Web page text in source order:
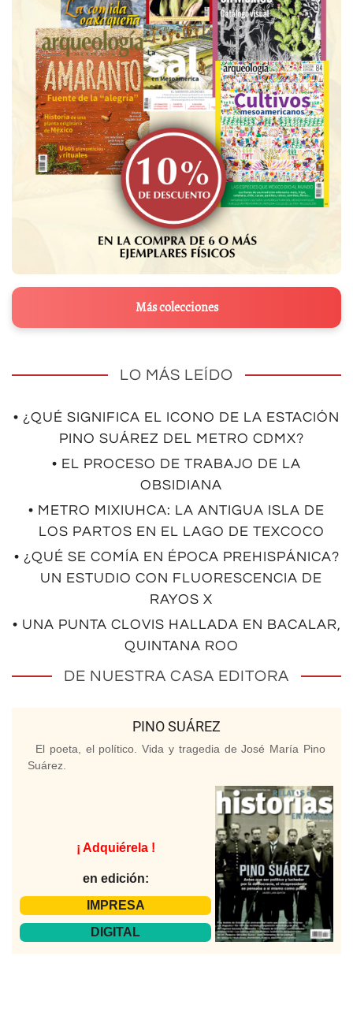
Más colecciones
LO MÁS LEÍDO
• ¿QUÉ SIGNIFICA EL ICONO DE LA ESTACIÓN
PINO SUÁREZ DEL METRO CDMX?
• EL PROCESO DE TRABAJO DE LA
OBSIDIANA
• METRO MIXIUHCA: LA ANTIGUA ISLA DE
LOS PARTOS EN EL LAGO DE TEXCOCO
• ¿QUÉ SE COMÍA EN ÉPOCA PREHISPÁNICA?
UN ESTUDIO CON FLUORESCENCIA DE
RAYOS X
• UNA PUNTA CLOVIS HALLADA EN BACALAR,
QUINTANA ROO
DE NUESTRA CASA EDITORA
PINO SUÁREZ
El poeta, el político. Vida y tragedia de José María Pino
Suárez.
¡ Adquiérela !
en edición:
IMPRESA
DIGITAL